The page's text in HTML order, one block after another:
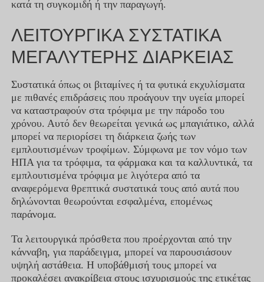
κατά τη συγκομιδή ή την παραγωγή.
ΛΕΙΤΟΥΡΓΙΚΑ ΣΥΣΤΑΤΙΚΑ
ΜΕΓΑΛΥΤΕΡΗΣ ΔΙΑΡΚΕΙΑΣ
Συστατικά όπως οι βιταμίνες ή τα φυτικά εκχυλίσματα
με πιθανές επιδράσεις που προάγουν την υγεία μπορεί
να καταστραφούν στα τρόφιμα με την πάροδο του
χρόνου. Αυτό δεν θεωρείται γενικά ως μπαγιάτικο, αλλά
μπορεί να περιορίσει τη διάρκεια ζωής των
εμπλουτισμένων τροφίμων. Σύμφωνα με τον νόμο των
ΗΠΑ για τα τρόφιμα, τα φάρμακα και τα καλλυντικά, τα
εμπλουτισμένα τρόφιμα με λιγότερα από τα
αναφερόμενα θρεπτικά συστατικά τους από αυτά που
δηλώνονται θεωρούνται εσφαλμένα, επομένως
παράνομα.
Τα λειτουργικά πρόσθετα που προέρχονται από την
κάνναβη, για παράδειγμα, μπορεί να παρουσιάσουν
υψηλή αστάθεια. Η υποβάθμισή τους μπορεί να
προκαλέσει ανακρίβεια στους ισχυρισμούς της ετικέτας